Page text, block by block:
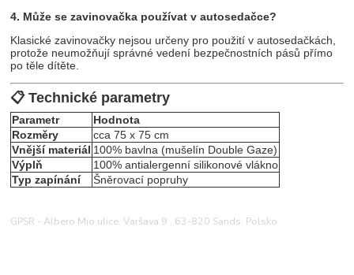
4. Může se zavinovačka používat v autosedačce?
Klasické zavinovačky nejsou určeny pro použití v autosedačkách,
protože neumožňují správné vedení bezpečnostních pásů přímo
po těle dítěte.
📋 Technické parametry
Parametr
Hodnota
Rozměry
cca 75 x 75 cm
Vnější materiál 100% bavlna (mušelín Double Gaze)
Výplň
100% antialergenní silikonové vlákno
Typ zapínání
Šněrovací popruhy
GPSR - Albero Mio ulice. Varšava 9 , 63-820 Sands, Polsko